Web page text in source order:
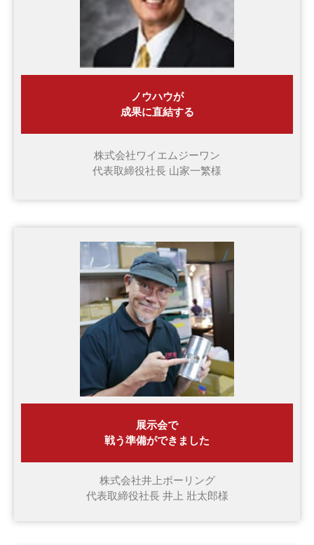
ノウハウが
成果に直結する
株式会社ワイエムジーワン
代表取締役社長 山家一繁様
展示会で
戦う準備ができました
株式会社井上ボーリング
代表取締役社長 井上 壯太郎様